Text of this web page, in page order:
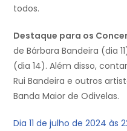
todos.
Destaque para os
de Bárbara Bandeira (dia
(dia 14). Além disso,
Rui Bandeira e outros
Banda Maior de Odivelas.
Dia 11 de julho de 2024 às